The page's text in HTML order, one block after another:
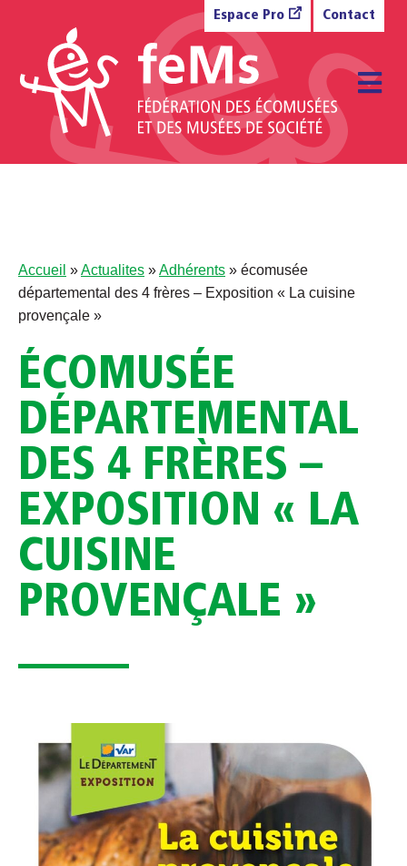
Espace Pro Contact
Accueil »Actualites »Adhérents » écomusée
départemental des 4 frères – Exposition « La cuisine
provençale »
ÉCOMUSÉE
DÉPARTEMENTAL
DES 4 FRÈRES –
EXPOSITION « LA
CUISINE
PROVENÇALE »